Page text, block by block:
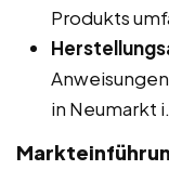
Produkts
in Neumarkt